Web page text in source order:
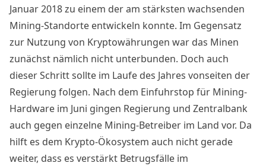
Januar 2018 zu einem der am stärksten wachsenden
Mining-Standorte entwickeln konnte. Im Gegensatz
zur Nutzung von Kryptowährungen war das Minen
zunächst nämlich nicht unterbunden. Doch auch
dieser Schritt sollte im Laufe des Jahres vonseiten der
Regierung folgen. Nach dem Einfuhrstop für Mining-
Hardware im Juni gingen Regierung und Zentralbank
auch gegen einzelne Mining-Betreiber im Land vor. Da
hilft es dem Krypto-Ökosystem auch nicht gerade
weiter, dass es verstärkt Betrugsfälle im